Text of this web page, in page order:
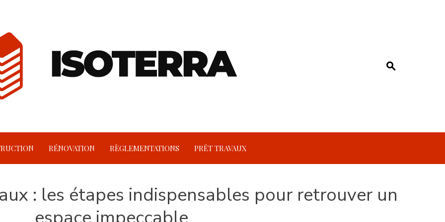
RÉNOVATION RÈGLEMENTATIONS PRÊT TRAVAUX
: les étapes indispensables pour retrouver un